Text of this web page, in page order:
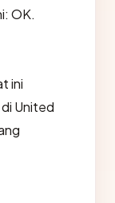
OK.
ini
United